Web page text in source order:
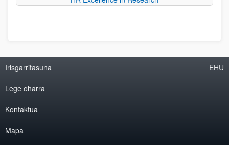
Irisgarritasuna
Lege oharra
Kontaktua
Mapa
EHU